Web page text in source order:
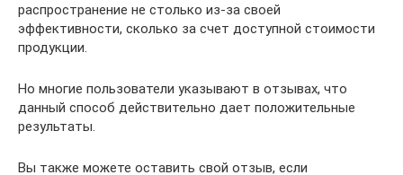
распространение не столько из-за своей
эффективности, сколько за счет доступной стоимости
продукции.
Но многие пользователи указывают в отзывах, что
данный способ действительно дает положительные
результаты.
Вы также можете оставить свой отзыв, если